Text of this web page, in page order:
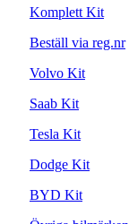
Komplett Kit
Beställ via reg.nr
Volvo Kit
Saab Kit
Tesla Kit
Dodge Kit
BYD Kit